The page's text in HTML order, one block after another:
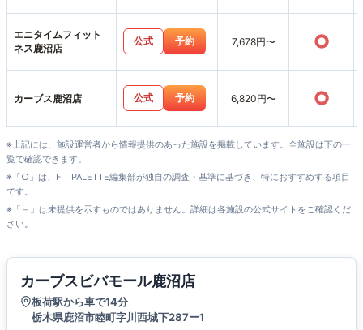
エニタイムフィット
ネス鹿沼店
公式 予約 7,678円〜 ○
カーブス鹿沼店 公式 予約 6,820円〜 ○
※上記には、施設運営者から情報提供のあった施設を掲載しています。全施設は下の一
覧で確認できます。
※「○」は、FIT PALETTE編集部が独自の調査・基準に基づき、特におすすめする項目
です。
※「－」は未提供を示すものではありません。詳細は各施設の公式サイトをご確認くだ
さい。
カーブスビバモール鹿沼店
板荷駅から車で14分
栃木県鹿沼市睦町字川西城下287ー1